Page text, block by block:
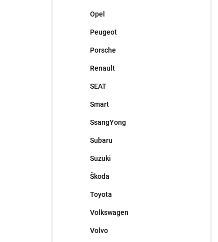
Opel
Peugeot
Porsche
Renault
SEAT
Smart
SsangYong
Subaru
Suzuki
Škoda
Toyota
Volkswagen
Volvo